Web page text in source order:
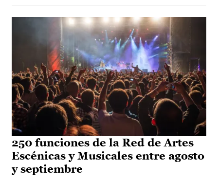
250 funciones de la Red de Artes
Escénicas y Musicales entre agosto
y septiembre